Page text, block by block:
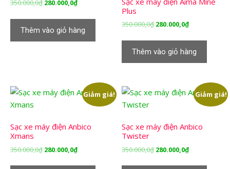
350.000,0₫ Giá
350.000,0₫.
280.000,0₫Giá
là:
280.000,0₫.
Thêm vào giỏ hàng
Plus
350.000,0₫ Giá
350.000,0₫.
280.000,0₫Giá
là:
280.000,0₫.
Thêm vào giỏ hàng
Giảm giá!
Sạc xe máy điện Anbico
Xmans
350.000,0₫ Giá
280.000,0₫Giá
Giảm giá!
Sạc xe máy điện Anbico
Twister
350.000,0₫ Giá
280.000,0₫Giá